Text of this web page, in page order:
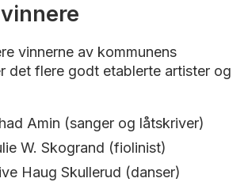
vinnerne av kommunens
det flere godt etablerte artister og
Amin (sanger og låtskriver)
W. Skogrand (fiolinist)
Haug Skullerud (danser)